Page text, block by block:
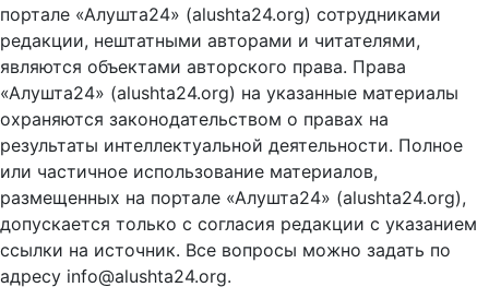
портале «Алушта24» (alushta24.org) сотрудниками
редакции, нештатными авторами и читателями,
являются объектами авторского права. Права
«Алушта24» (alushta24.org) на указанные материалы
охраняются законодательством о правах на
результаты интеллектуальной деятельности. Полное
или частичное использование материалов,
размещенных на портале «Алушта24» (alushta24.org),
допускается только с согласия редакции с указанием
ссылки на источник. Все вопросы можно задать по
адресу info@alushta24.org.